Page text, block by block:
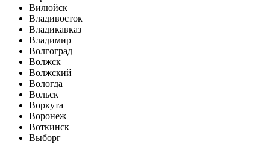
Вилюйск
Владивосток
Владикавказ
Владимир
Волгоград
Волжск
Волжский
Вологда
Вольск
Воркута
Воронеж
Воткинск
Выборг